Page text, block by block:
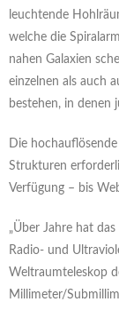
leuchtende
welche die
nahen Galaxien
einzelnen als auch
bestehen, in denen
Die
Strukturen
Verfügung – bis
„Über Jahre hat
Radio- und
Weltraumteleskop
Millimeter/